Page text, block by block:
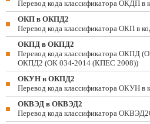
Перевод кода классификатора ОКДП
ОКП в ОКПД2
Перевод кода классификатора ОКП в
ОКПД в ОКПД2
Перевод кода классификатора ОКПД
ОКПД2 (ОК 034-2014 (КПЕС 2008))
ОКУН в ОКПД2
Перевод кода классификатора ОКУН
ОКВЭД в ОКВЭД2
Перевод кода классификатора